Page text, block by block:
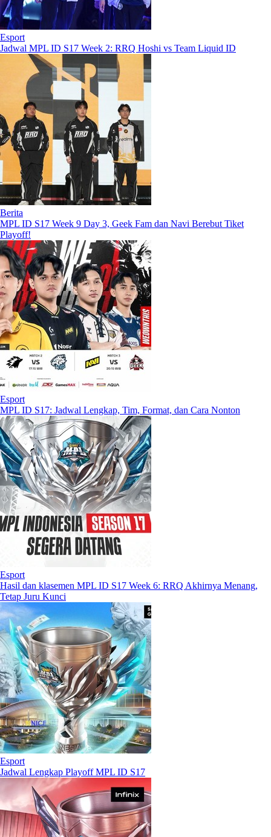
Esport
Jadwal MPL ID S17 Week 2: RRQ Hoshi vs Team Liquid ID
Berita
MPL ID S17 Week 9 Day 3, Geek Fam dan Navi Berebut Tiket
Playoff!
Esport
MPL ID S17: Jadwal Lengkap, Tim, Format, dan Cara Nonton
Esport
Hasil dan klasemen MPL ID S17 Week 6: RRQ Akhirnya Menang,
Tetap Juru Kunci
Esport
Jadwal Lengkap Playoff MPL ID S17